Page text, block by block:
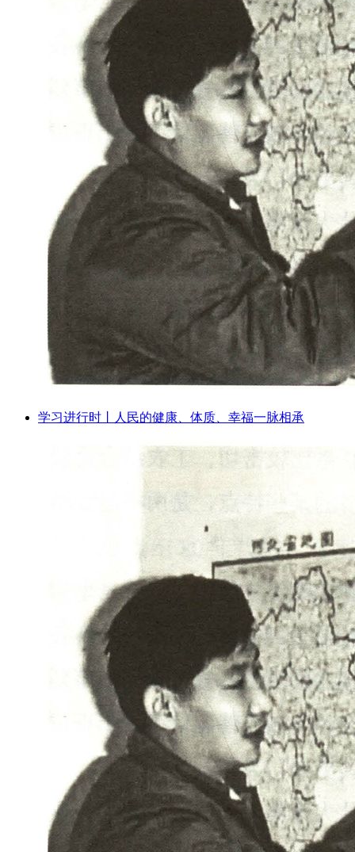
学习进行时丨人民的健康、体质、幸福一脉相承